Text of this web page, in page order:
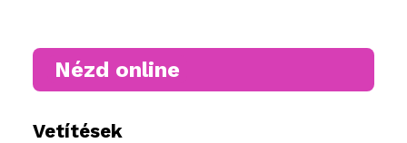
Nézd online
Vetítések